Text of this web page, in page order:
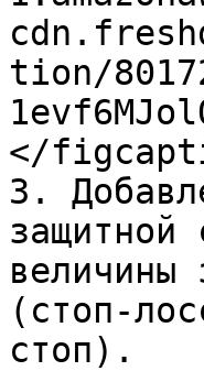
tion/
</
3.
защитной
величины
(стоп-
стоп).